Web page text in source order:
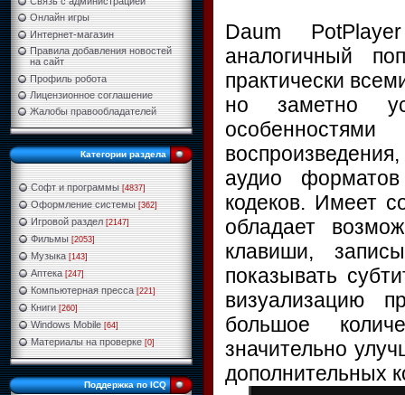
Онлайн игры
Интернет-магазин
Правила добавления новостей
на сайт
Профиль робота
Лицензионное соглашение
Жалобы правообладателей
Категории раздела
Софт и программы [4837]
Оформление системы [362]
Игровой раздел [2147]
Фильмы [2053]
Музыка [143]
Аптека [247]
Компьютерная пресса [221]
Книги [260]
Windows Mobile [64]
Материалы на проверке [0]
Поддержка по ICQ
Daum
аналогичный
практически
но заметно
аудио
кодеков. Имеет
обладает
клавиши,
показывать
визуализацию
большое
значительно
дополнительных